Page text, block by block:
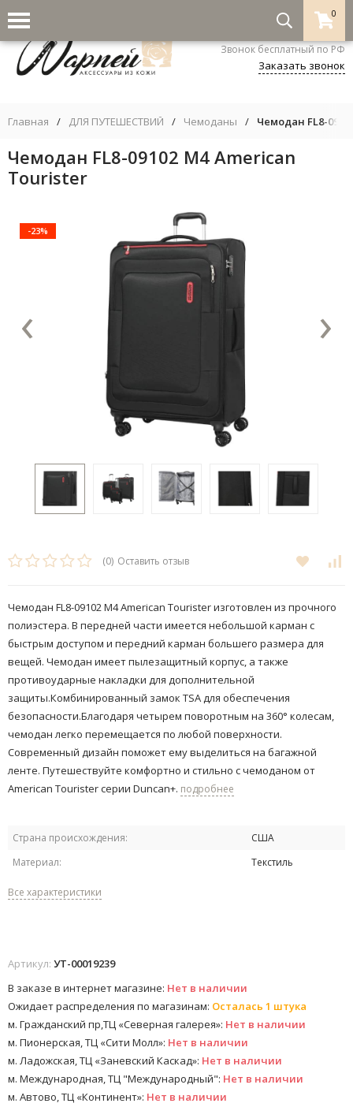
0
8-800-333-5530
Звонок бесплатный по РФ
Заказать звонок
Главная / ДЛЯ ПУТЕШЕСТВИЙ / Чемоданы / Чемодан FL8-
Чемодан FL8-09102 M4 American
Tourister
-23%
‹ ›
(0) Оставить отзыв
Чемодан FL8-09102 M4 American Tourister изготовлен из прочного
полиэстера. В передней части имеется небольшой карман с
быстрым доступом и передний карман большего размера для
вещей. Чемодан имеет пылезащитный корпус, а также
противоударные накладки для дополнительной
защиты.Комбинированный замок TSA​ для обеспечения
безопасности.Благодаря четырем поворотным на 360° колесам,
чемодан легко перемещается по любой поверхности.​
Современный дизайн поможет ему выделиться на багажной
ленте.​ Путешествуйте комфортно и стильно с чемоданом от
American Tourister серии Duncan+. подробнее
Страна происхождения:
США
Материал:
Текстиль
Все характеристики
Артикул: УТ-00019239
В заказе в интернет магазине: Нет в наличии
Ожидает распределения по магазинам: Осталась 1 штука
м. Гражданский пр,ТЦ «Северная галерея»: Нет в наличии
м. Пионерская, ТЦ «Сити Молл»: Нет в наличии
м. Ладожская, ТЦ «Заневский Каскад»: Нет в наличии
м. Международная, ТЦ "Международный": Нет в наличии
м. Автово, ТЦ «Континент»: Нет в наличии